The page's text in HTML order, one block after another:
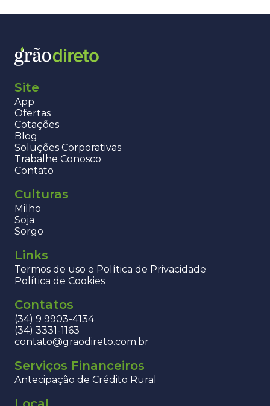
Site
App
Ofertas
Cotações
Blog
Soluções Corporativas
Trabalhe Conosco
Contato
Culturas
Milho
Soja
Sorgo
Links
Termos de uso e Política de Privacidade
Política de Cookies
Contatos
(34) 9 9903-4134
(34) 3331-1163
contato@graodireto.com.br
Serviços Financeiros
Antecipação de Crédito Rural